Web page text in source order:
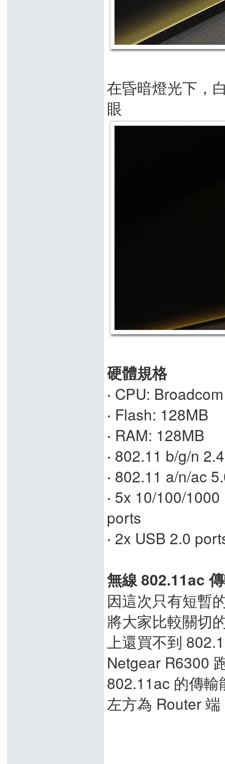
在昏暗燈光下，
眼
硬體規格
‧ CPU:
‧ Flash: 128MB
‧ RAM: 128MB
‧ 802.11 b/g/n
‧ 802.11 a/n/ac
‧ 5x 10/100/
ports
‧ 2x USB 2.0
無線 802.11ac
因這次只有短暫
將大家比較關切
上還買不到
Netgear R6300
802.11ac 的傳
左方為 Router